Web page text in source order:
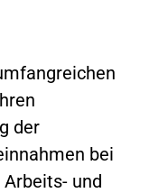
der
bei
und